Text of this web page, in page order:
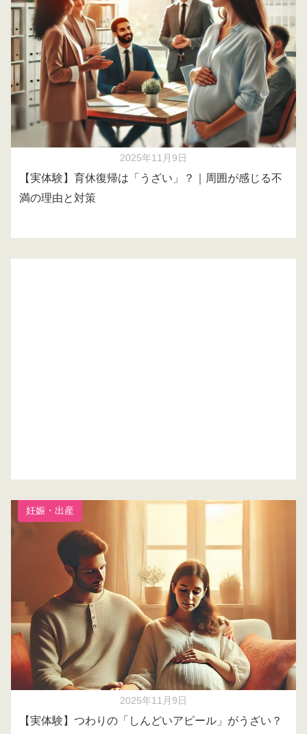
2025年11月9日
【実体験】育休復帰は「うざい」？｜周囲が感じる不
満の理由と対策
妊娠・出産
2025年11月9日
【実体験】つわりの「しんどいアピール」がうざい？